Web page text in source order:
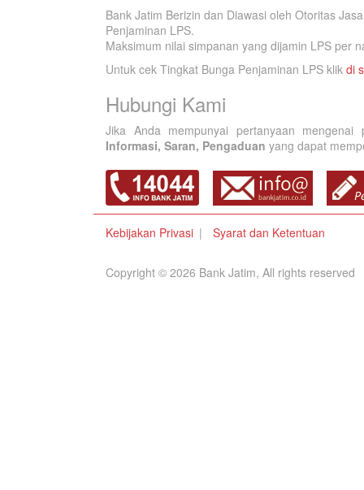
Bank Jatim Berizin dan Diawasi oleh Otoritas
Penjaminan LPS.
Maksimum nilai simpanan yang dijamin LPS per
Untuk cek Tingkat Bunga Penjaminan LPS klik di
Hubungi Kami
Jika Anda mempunyai pertanyaan
Informasi, Saran, Pengaduan yang dapat
Kebijakan Privasi Syarat dan Ketentuan
Copyright © 2026 Bank Jatim, All rights reserved